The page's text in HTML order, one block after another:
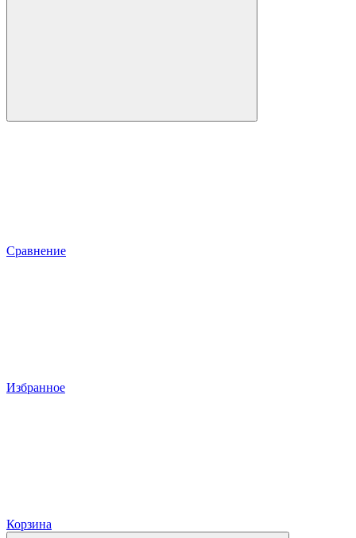
Сравнение
Избранное
Корзина